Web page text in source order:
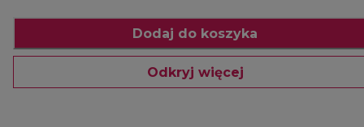
Dodaj do koszyka
Odkryj więcej